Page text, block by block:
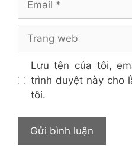
web
Lưu tên của tôi,
trình duyệt này cho
tôi.